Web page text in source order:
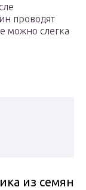
проводят
можно слегка
из семян